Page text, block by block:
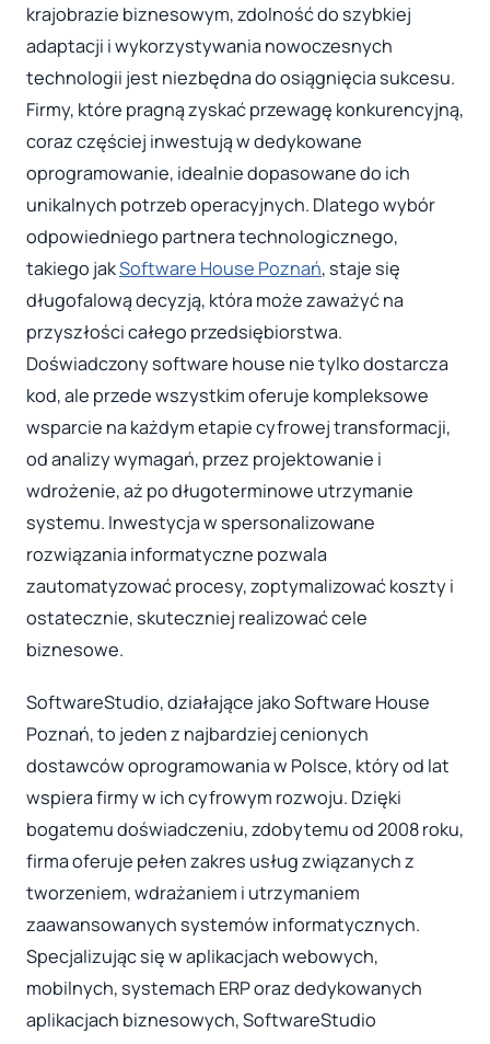
krajobrazie biznesowym, zdolność do szybkiej
adaptacji i wykorzystywania nowoczesnych
technologii jest niezbędna do osiągnięcia sukcesu.
Firmy, które pragną zyskać przewagę konkurencyjną,
coraz częściej inwestują w dedykowane
oprogramowanie, idealnie dopasowane do ich
unikalnych potrzeb operacyjnych. Dlatego wybór
odpowiedniego partnera technologicznego,
takiego jakSoftware House Poznań, staje się
długofalową decyzją, która może zaważyć na
przyszłości całego przedsiębiorstwa.
Doświadczony software house nie tylko dostarcza
kod, ale przede wszystkim oferuje kompleksowe
wsparcie na każdym etapie cyfrowej transformacji,
od analizy wymagań, przez projektowanie i
wdrożenie, aż po długoterminowe utrzymanie
systemu. Inwestycja w spersonalizowane
rozwiązania informatyczne pozwala
zautomatyzować procesy, zoptymalizować koszty i
ostatecznie, skuteczniej realizować cele
biznesowe.
SoftwareStudio, działające jako Software House
Poznań, to jeden z najbardziej cenionych
dostawców oprogramowania w Polsce, który od lat
wspiera firmy w ich cyfrowym rozwoju. Dzięki
bogatemu doświadczeniu, zdobytemu od 2008 roku,
firma oferuje pełen zakres usług związanych z
tworzeniem, wdrażaniem i utrzymaniem
zaawansowanych systemów informatycznych.
Specjalizując się w aplikacjach webowych,
mobilnych, systemach ERP oraz dedykowanych
aplikacjach biznesowych, SoftwareStudio